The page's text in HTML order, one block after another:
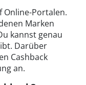
Online-Portalen.
Marken
kannst genau
Darüber
Cashback
an.